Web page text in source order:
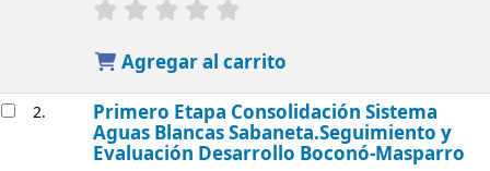
Agregar al carrito
2. Primero Etapa Consolidación Sistema
Aguas Blancas Sabaneta.Seguimiento y
Evaluación Desarrollo Boconó-Masparro